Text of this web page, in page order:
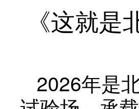
《这就
2026年是